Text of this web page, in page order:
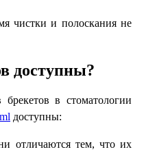
чистки и полоскания не
доступны?
в стоматологии
доступны:
отличаются тем, что их